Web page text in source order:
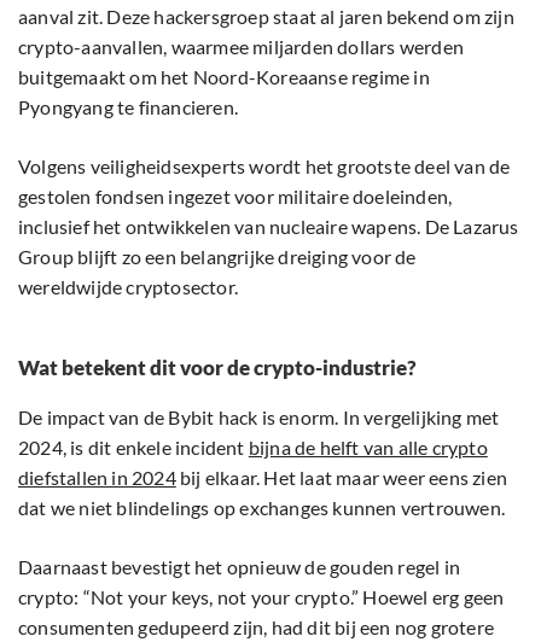
aanval zit. Deze hackersgroep staat al jaren bekend om zijn
crypto-aanvallen, waarmee miljarden dollars werden
buitgemaakt om het Noord-Koreaanse regime in
Pyongyang te financieren.
Volgens veiligheidsexperts wordt het grootste deel van de
gestolen fondsen ingezet voor militaire doeleinden,
inclusief het ontwikkelen van nucleaire wapens. De Lazarus
Group blijft zo een belangrijke dreiging voor de
wereldwijde cryptosector.
Wat betekent dit voor de crypto-industrie?
De impact van de Bybit hack is enorm. In vergelijking met
2024, is dit enkele incident bijna de helft van alle crypto
diefstallen in 2024bij elkaar. Het laat maar weer eens zien
dat we niet blindelings op exchanges kunnen vertrouwen.
Daarnaast bevestigt het opnieuw de gouden regel in
crypto: “Not your keys, not your crypto.” Hoewel erg geen
consumenten gedupeerd zijn, had dit bij een nog grotere